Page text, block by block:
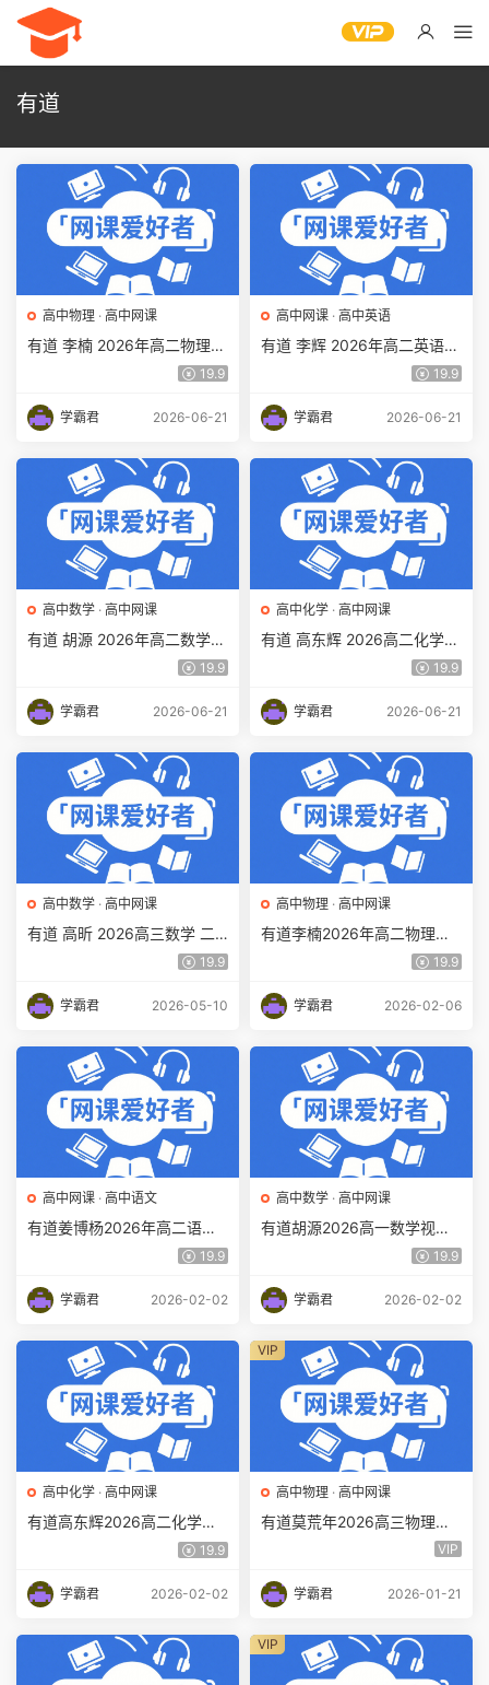
有道
高中物理 · 高中网课
有道 李楠 2026年高二物理
下学期春季班视频教程 百度19.9
学霸君 2026-06-21
高中网课 · 高中英语
有道 李辉 2026年高二英语
下学期春季班网课教程 百度19.9
学霸君 2026-06-21
高中数学 · 高中网课
有道 胡源 2026年高二数学
下学期春季班教程 百度网盘19.9
学霸君 2026-06-21
高中化学 · 高中网课
有道 高东辉 2026高二化学
下学期春季班教学课程 百度19.9
学霸君 2026-06-21
高中数学 · 高中网课
有道 高昕 2026高三数学 二
轮复习寒假班网课教程 百度19.9
学霸君 2026-05-10
高中物理 · 高中网课
有道李楠2026年高二物理网
课下学期寒假班视频教程百度
19.9
学霸君 2026-02-06
高中网课 · 高中语文
有道姜博杨2026年高二语文
网课下学期寒假班教程百度网
19.9
学霸君 2026-02-02
高中数学 · 高中网课
有道胡源2026高一数学视频
教程下学期寒假班网课教程百
19.9
学霸君 2026-02-02
高中化学 · 高中网课
有道高东辉2026高二化学视
频教程下学期寒假班教学课程
19.9
学霸君 2026-02-02
高中物理 · 高中网课
有道莫荒年2026高三物理一
轮复习暑秋班网课教程百度网
VIP
学霸君 2026-01-21
VIP
VIP